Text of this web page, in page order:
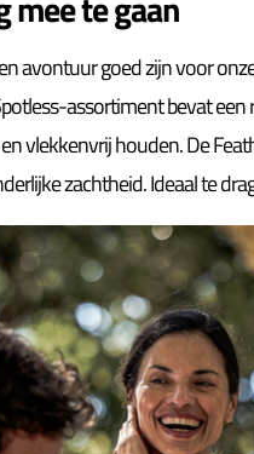
avontuur goed zijn voor
assortiment bevat
vlekkenvrij houden. De
zachtheid. Ideaal te